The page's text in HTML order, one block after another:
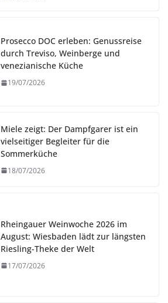
Prosecco DOC erleben: Genussreise
durch Treviso, Weinberge und
venezianische Küche
19/07/2026
Miele zeigt: Der Dampfgarer ist ein
vielseitiger Begleiter für die
Sommerküche
18/07/2026
Rheingauer Weinwoche 2026 im
August: Wiesbaden lädt zur längsten
Riesling-Theke der Welt
17/07/2026